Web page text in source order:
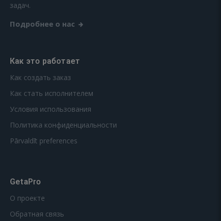
задач.
Подробнее о нас
Как это работает
Как создать заказ
Как стать исполнителем
Условия использования
Политика конфиденциальности
Pārvaldīt preferences
GetaPro
О проекте
Обратная связь